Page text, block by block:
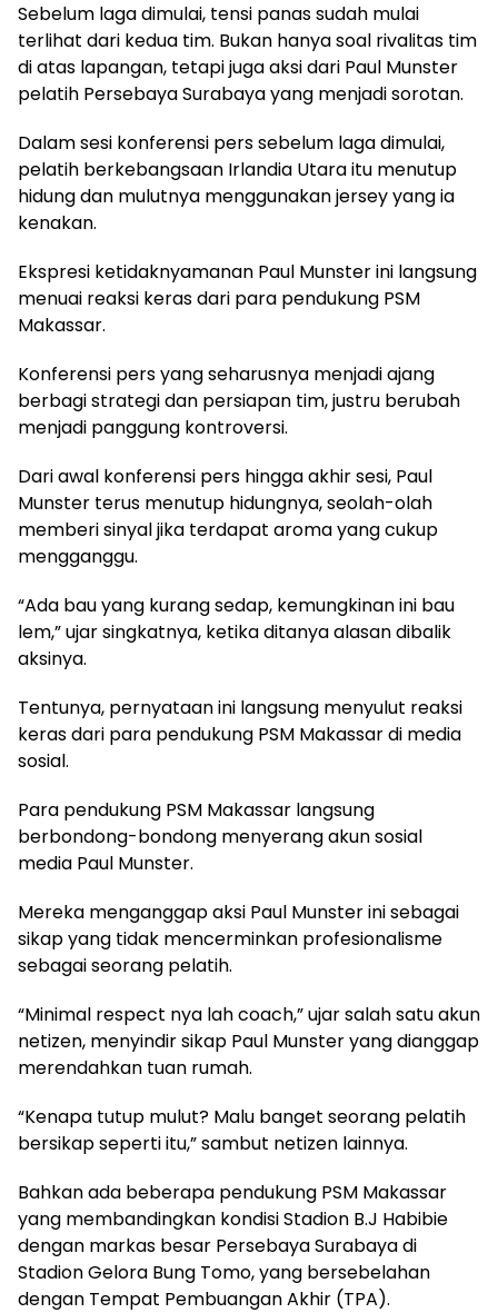
Sebelum laga dimulai, tensi panas sudah mulai
terlihat dari kedua tim. Bukan hanya soal rivalitas tim
di atas lapangan, tetapi juga aksi dari Paul Munster
pelatih Persebaya Surabaya yang menjadi sorotan.
Dalam sesi konferensi pers sebelum laga dimulai,
pelatih berkebangsaan Irlandia Utara itu menutup
hidung dan mulutnya menggunakan jersey yang ia
kenakan.
Ekspresi ketidaknyamanan Paul Munster ini langsung
menuai reaksi keras dari para pendukung PSM
Makassar.
Konferensi pers yang seharusnya menjadi ajang
berbagi strategi dan persiapan tim, justru berubah
menjadi panggung kontroversi.
Dari awal konferensi pers hingga akhir sesi, Paul
Munster terus menutup hidungnya, seolah-olah
memberi sinyal jika terdapat aroma yang cukup
mengganggu.
“Ada bau yang kurang sedap, kemungkinan ini bau
lem,” ujar singkatnya, ketika ditanya alasan dibalik
aksinya.
Tentunya, pernyataan ini langsung menyulut reaksi
keras dari para pendukung PSM Makassar di media
sosial.
Para pendukung PSM Makassar langsung
berbondong-bondong menyerang akun sosial
media Paul Munster.
Mereka menganggap aksi Paul Munster ini sebagai
sikap yang tidak mencerminkan profesionalisme
sebagai seorang pelatih.
“Minimal respect nya lah coach,” ujar salah satu akun
netizen, menyindir sikap Paul Munster yang dianggap
merendahkan tuan rumah.
“Kenapa tutup mulut? Malu banget seorang pelatih
bersikap seperti itu,” sambut netizen lainnya.
Bahkan ada beberapa pendukung PSM Makassar
yang membandingkan kondisi Stadion B.J Habibie
dengan markas besar Persebaya Surabaya di
Stadion Gelora Bung Tomo, yang bersebelahan
dengan Tempat Pembuangan Akhir (TPA).